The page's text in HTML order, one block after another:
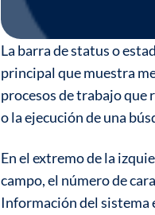
La barra de status o
principal que muestra
procesos de trabajo que
o la ejecución de una
En el extremo de la
campo, el número de
Información del sistema